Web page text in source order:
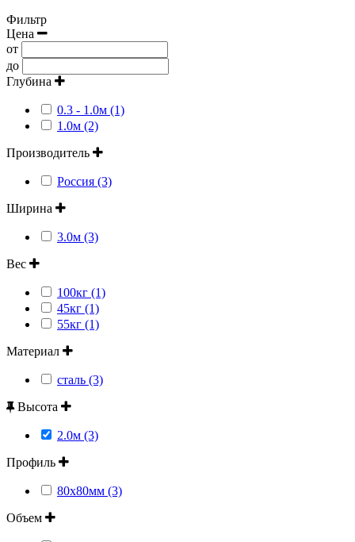
Фильтр
Цена
от
до
Глубина
0.3 - 1.0м (1)
1.0м (2)
Производитель
Россия (3)
Ширина
3.0м (3)
Вес
100кг (1)
45кг (1)
55кг (1)
Материал
сталь (3)
Высота
2.0м (3)
Профиль
80х80мм (3)
Объем